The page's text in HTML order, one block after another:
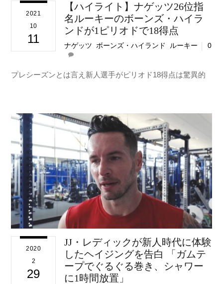
2021
10
11
【ハイライト】ナゲッツ26位指
名ルーキーのボーンズ・ハイラ
ンドが1ピリオドで18得点
ナゲッツ ,ボーンズ・ハイランド ルーキー 0
プレシーズンとは言え新人選手がピリオド18得点は驚異的
2020
2
29
JJ・レディックが新人時代に体験
したヘイジングを告白 「ガムテ
ープでぐるぐる巻き、シャワー
に1時間放置」